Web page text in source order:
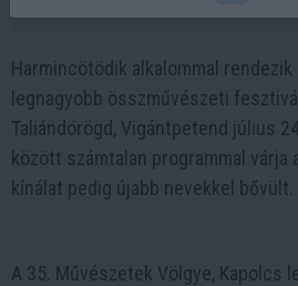
Harmincötödik alkalommal rendezik
legnagyobb összművészeti
Taliándörögd, Vigántpetend július
között számtalan programmal várja
kínálat pedig újabb nevekkel bővült.
A 35. Művészetek Völgye, Kapolcs